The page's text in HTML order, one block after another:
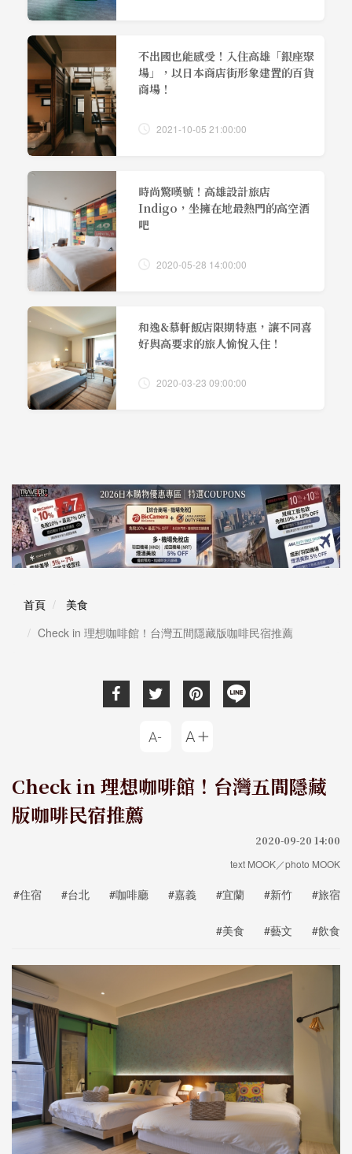
不出國也能感受！入住高雄「銀座聚
場」，以日本商店街形象建置的百貨
商場！
2021-10-05 21:00:00
時尚驚嘆號！高雄設計旅店
Indigo，坐擁在地最熱門的高空酒
吧
2020-05-28 14:00:00
和逸&慕軒飯店限期特惠，讓不同喜
好與高要求的旅人愉悅入住！
2020-03-23 09:00:00
首頁
美食
Check in 理想咖啡館！台灣五間隱藏版咖啡民宿推薦
Check in 理想咖啡館！台灣五間隱藏
版咖啡民宿推薦
2020-09-20 14:00
text MOOK／photo MOOK
#住宿 #台北 #咖啡廳 #嘉義 #宜蘭 #新竹 #旅宿
#美食 #藝文 #飲食